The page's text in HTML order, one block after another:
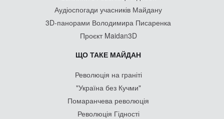
Аудіоспогади учасників Майдану
3D-панорами Володимира Писаренка
Проєкт Maidan3D
ЩО ТАКЕ МАЙДАН
Революція на граніті
"Україна без Кучми"
Помаранчева революція
Революція Гідності